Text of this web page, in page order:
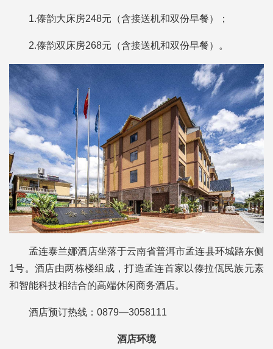
1.傣韵大床房248元（含接送机和双份早餐）；
2.傣韵双床房268元（含接送机和双份早餐）。
孟连泰兰娜酒店坐落于云南省普洱市孟连县环城路东侧
1号。酒店由两栋楼组成，打造孟连首家以傣拉佤民族元素
和智能科技相结合的高端休闲商务酒店。
酒店预订热线：0879—3058111
酒店环境